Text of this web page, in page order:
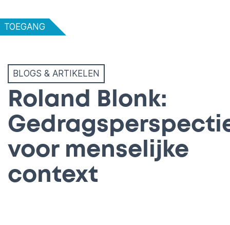
TOEGANG
BLOGS & ARTIKELEN
Roland Blonk:
voor menselijke
context